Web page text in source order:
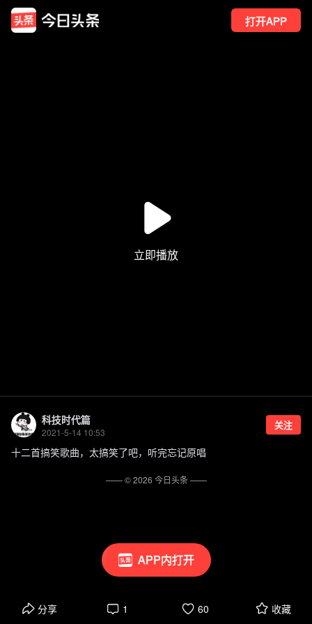
打开APP
APP内打开
科技时代篇
2021-5-14 10:53
关注
十二首搞笑歌曲，太搞笑了吧，听完忘记原唱
分享 1 60 收藏
—— ©2026 今日头条——